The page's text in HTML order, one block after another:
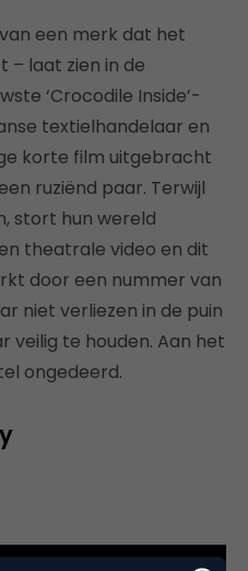
een merk dat het
– laat zien in de
‘Crocodile Inside’-
textielhandelaar en
korte film uitgebracht
ruziënd paar. Terwijl
stort hun wereld
theatrale video en dit
door een nummer van
niet verliezen in de puin
veilig te houden. Aan het
ongedeerd.